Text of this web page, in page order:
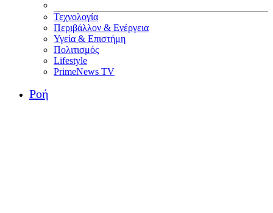
Τεχνολογία
Περιβάλλον & Ενέργεια
Υγεία & Επιστήμη
Πολιτισμός
Lifestyle
PrimeNews TV
Ροή